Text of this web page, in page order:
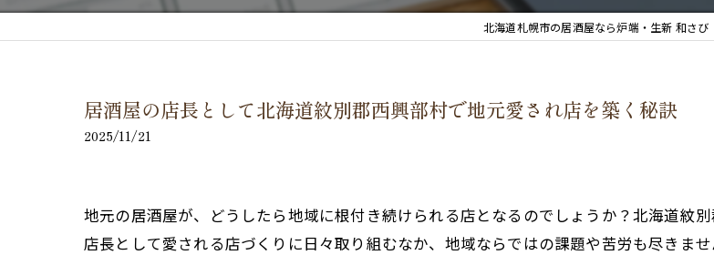
北海道札幌市の居酒屋なら炉端・生新 和さび
居酒屋の店長として北海道紋別郡西興部村で地元愛され店を築く秘訣
2025/11/21
地元の居酒屋が、どうしたら地域に根付き続けられる店となるのでしょうか？北海道紋
店長として愛される店づくりに日々取り組むなか、地域ならではの課題や苦労も尽きま